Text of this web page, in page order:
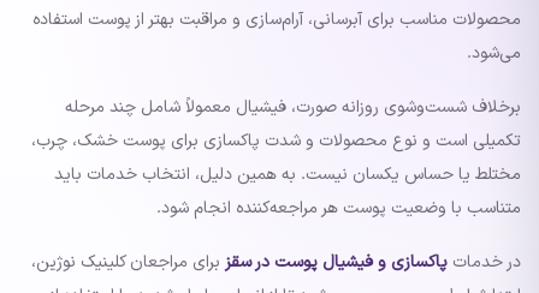
محصولات مناسب برای آبرسانی، آرام‌سازی و مراقبت بهتر از پوست استفاده
می‌شود.
برخلاف شست‌وشوی روزانه صورت، فیشیال معمولاً شامل چند مرحله
تکمیلی است و نوع محصولات و شدت پاکسازی برای پوست خشک، چرب،
مختلط یا حساس یکسان نیست. به همین دلیل، انتخاب خدمات باید
متناسب با وضعیت پوست هر مراجعه‌کننده انجام شود.
در خدمات پاکسازی و فیشیال پوست در سقز برای مراجعان کلینیک نوژین،